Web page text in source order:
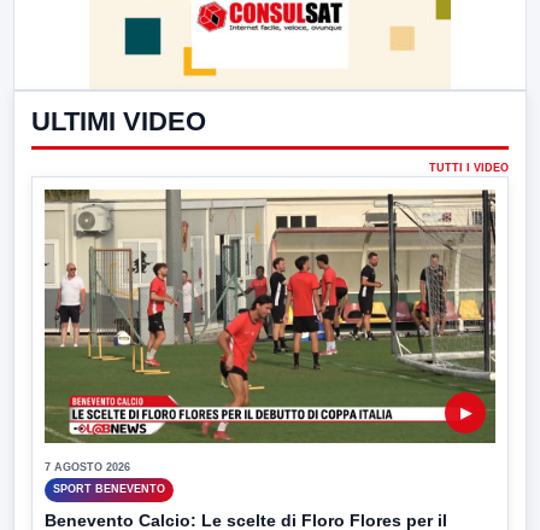
ULTIMI VIDEO
TUTTI I VIDEO
▶
7 AGOSTO 2026
SPORT BENEVENTO
Benevento Calcio: Le scelte di Floro Flores per il